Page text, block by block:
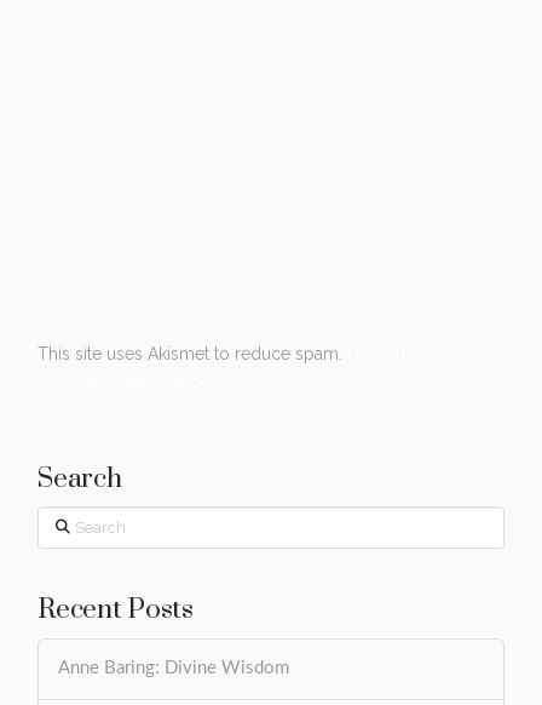
This site uses Akismet to reduce spam.
Search
Search
Recent Posts
Anne Baring: Divine Wisdom